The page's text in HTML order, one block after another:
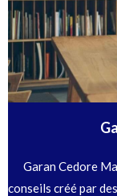
Garan Cedore
conseils créé par